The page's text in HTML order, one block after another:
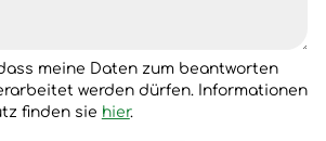
meine Daten zum beantworten
werden dürfen. Informationen
finden sie hier.